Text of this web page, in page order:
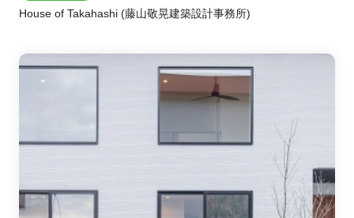
House of Takahashi (藤山敬晃建築設計事務所)